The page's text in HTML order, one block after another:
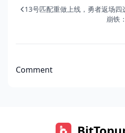
13号匹配重做上线，勇者返场四
崩铁
Comment